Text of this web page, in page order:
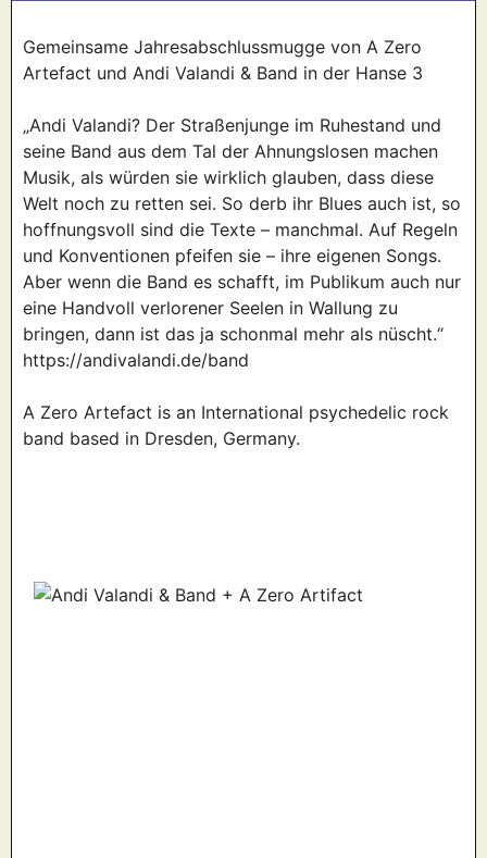
Gemeinsame Jahresabschlussmugge von A Zero
Artefact und Andi Valandi & Band in der Hanse 3
„Andi Valandi? Der Straßenjunge im Ruhestand und
seine Band aus dem Tal der Ahnungslosen machen
Musik, als würden sie wirklich glauben, dass diese
Welt noch zu retten sei. So derb ihr Blues auch ist, so
hoffnungsvoll sind die Texte – manchmal. Auf Regeln
und Konventionen pfeifen sie – ihre eigenen Songs.
Aber wenn die Band es schafft, im Publikum auch nur
eine Handvoll verlorener Seelen in Wallung zu
bringen, dann ist das ja schonmal mehr als nüscht.“
https://andivalandi.de/band
A Zero Artefact is an International psychedelic rock
band based in Dresden, Germany.